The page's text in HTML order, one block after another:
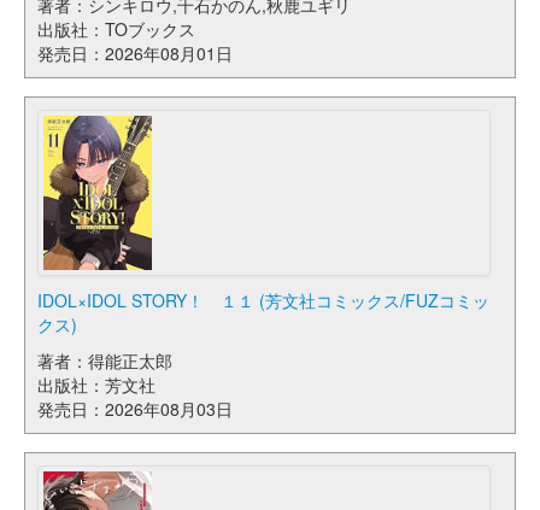
著者：シンキロウ,千石かのん,秋鹿ユギリ
出版社：TOブックス
発売日：2026年08月01日
IDOL×IDOL STORY！ １１ (芳文社コミックス/FUZコミッ
クス)
著者：得能正太郎
出版社：芳文社
発売日：2026年08月03日